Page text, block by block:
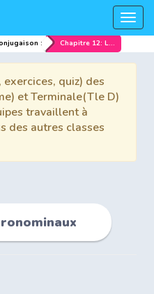
: Chapitre 12: Les verbes pronominaux
quiz) des
et Terminale(Tle D)
travaillent à
des autres classes